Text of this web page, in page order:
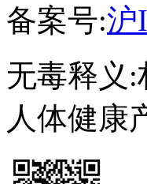
备案号:沪
无毒释义
人体健康